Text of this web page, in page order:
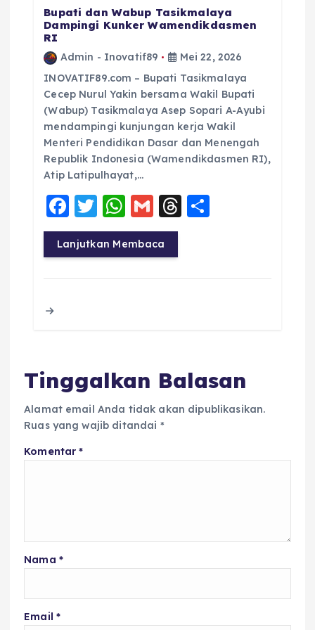
Bupati dan Wabup Tasikmalaya
Dampingi Kunker Wamendikdasmen
RI
Admin - Inovatif89
Mei 22, 2026
INOVATIF89.com – Bupati Tasikmalaya
Cecep Nurul Yakin bersama Wakil Bupati
(Wabup) Tasikmalaya Asep Sopari A-Ayubi
mendampingi kunjungan kerja Wakil
Menteri Pendidikan Dasar dan Menengah
Republik Indonesia (Wamendikdasmen RI),
Atip Latipulhayat,…
F
a
c
e
T
w
it
te
W
h
a
ts
G
m
ai
l
T
a re
Lanjutkan Membaca
Tinggalkan Balasan
Alamat email Anda tidak akan dipublikasikan.
Ruas yang wajib ditandai *
Komentar*
Nama *
Email *